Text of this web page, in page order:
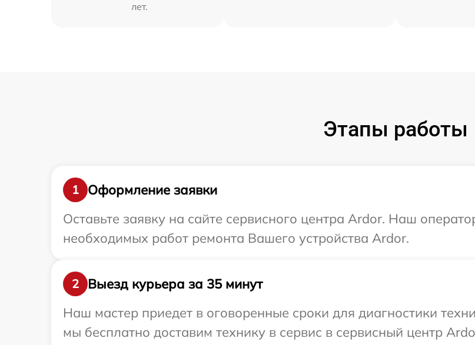
лет.
Этапы работы
1
Оформление заявки
Оставьте заявку на сайте сервисного центра Ardor. Наш
необходимых работ ремонта Вашего устройства Ardor.
2
Выезд курьера за 35 минут
Наш мастер приедет в оговоренные сроки для диагностики
мы бесплатно доставим технику в сервис в сервисный центр